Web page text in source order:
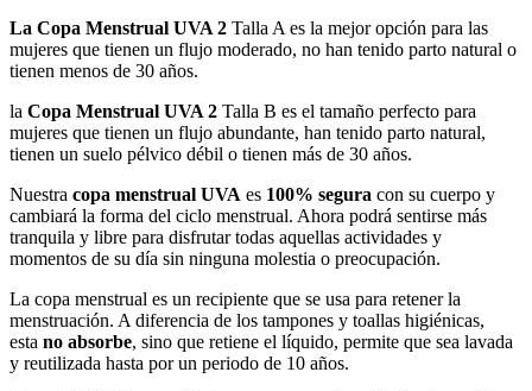
La Copa Menstrual UVA 2 Talla A es la mejor opción para las
mujeres que tienen un flujo moderado, no han tenido parto natural o
tienen menos de 30 años.
la Copa Menstrual UVA 2 Talla B es el tamaño perfecto para
mujeres que tienen un flujo abundante, han tenido parto natural,
tienen un suelo pélvico débil o tienen más de 30 años.
Nuestra copa menstrual UVA es 100% segura con su cuerpo y
cambiará la forma del ciclo menstrual. Ahora podrá sentirse más
tranquila y libre para disfrutar todas aquellas actividades y
momentos de su día sin ninguna molestia o preocupación.
La copa menstrual es un recipiente que se usa para retener la
menstruación. A diferencia de los tampones y toallas higiénicas,
esta no absorbe, sino que retiene el líquido, permite que sea lavada
y reutilizada hasta por un periodo de 10 años.